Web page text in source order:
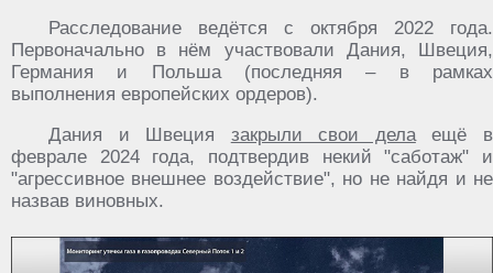
Расследование ведётся с октября 2022 года.
Первоначально в нём участвовали Дания, Швеция,
Германия и Польша (последняя – в рамках
выполнения европейских ордеров).
Дания и Швеция закрыли свои делаещё в
феврале 2024 года, подтвердив некий "саботаж" и
"агрессивное внешнее воздействие", но не найдя и не
назвав виновных.